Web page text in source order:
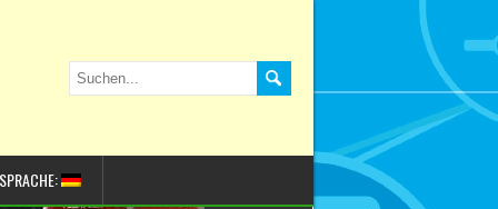
SPRACHE: